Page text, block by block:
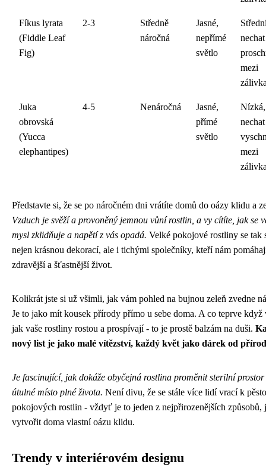
Fíkus lyrata
(Fiddle Leaf
Fig)
2-3
Středně
náročná
Jasné,
nepřímé
světlo
nechat
mezi
Juka
obrovská
(Yucca
elephantipes)
4-5 Nenáročná
Jasné,
přímé
světlo
Nízká,
nechat
mezi
Představte si, že se po náročném dni vrátíte domů do oázy klidu a
Vzduch je svěží a provoněný jemnou vůní rostlin, a vy cítíte, jak se
mysl zklidňuje a napětí z vás opadá. Velké pokojové rostliny se tak
nejen krásnou dekorací, ale i tichými společníky, kteří nám
zdravější a šťastnější život.
Kolikrát jste si už všimli, jak vám pohled na bujnou zeleň zvedne
Je to jako mít kousek přírody přímo u sebe doma. A co teprve když
jak vaše rostliny rostou a prospívají - to je prostě balzám na duši.
nový list je jako malé vítězství, každý květ jako dárek od
Je fascinující, jak dokáže obyčejná rostlina proměnit sterilní prostor
útulné místo plné života. Není divu, že se stále více lidí vrací k
pokojových rostlin - vždyť je to jeden z nejpřirozenějších způsobů,
vytvořit doma vlastní oázu klidu.
Trendy v interiérovém designu